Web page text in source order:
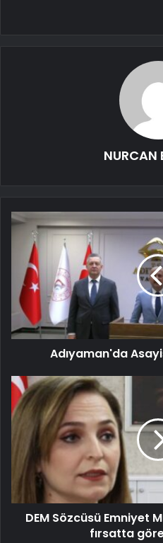
NURCAN
Adıyaman'da
DEM Sözcüsü Emniyet
fırsatta